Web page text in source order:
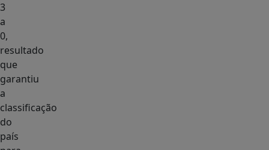
3
a
0,
resultado
que
garantiu
a
classificação
do
país